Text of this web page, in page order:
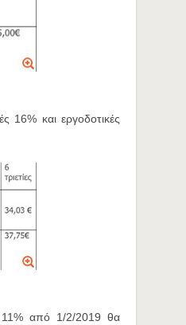
16% και εργοδοτικές
11% από 1/2/2019 θα